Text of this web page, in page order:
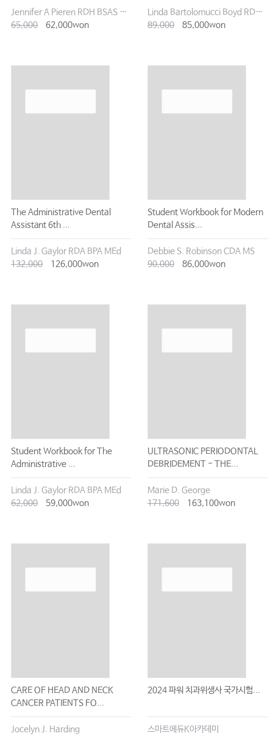
Jennifer A Pieren RDH BSAS MS
65,000
62,000won
Linda Bartolomucci Boyd RDA BA
89,000
85,000won
The Administrative Dental
Assistant 6th ...
Linda J. Gaylor RDA BPA MEd
132,000
126,000won
Student Workbook for Modern
Dental Assis...
Debbie S. Robinson CDA MS
90,000
86,000won
Student Workbook for The
Administrative ...
Linda J. Gaylor RDA BPA MEd
62,000
59,000won
ULTRASONIC PERIODONTAL
DEBRIDEMENT - THE...
Marie D. George
171,600
163,100won
CARE OF HEAD AND NECK
CANCER PATIENTS FO...
Jocelyn J. Harding
2024 파워 치과위생사 국가시험...
스마트에듀K아카데미